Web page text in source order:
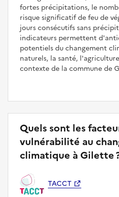
fortes précipitations, le
risque significatif de feu de
jours consécutifs sans
indicateurs permettent
potentiels du changement
naturels, la santé,
contexte de la commune de
Quels sont les
vulnérabilité au
climatique à Gilette
TACCT